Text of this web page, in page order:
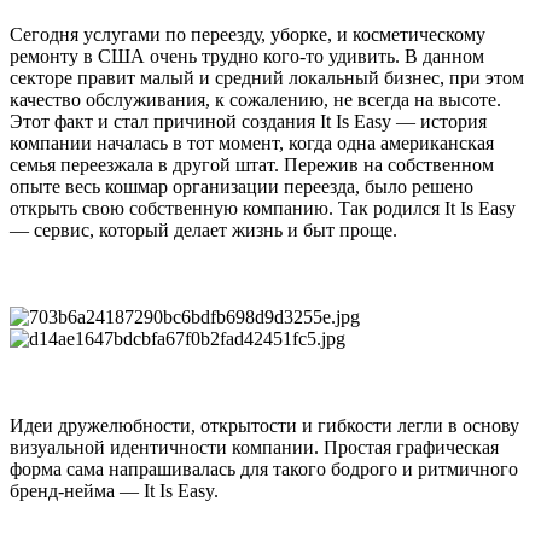
Сегодня услугами по переезду, уборке, и косметическому
ремонту в США очень трудно кого-то удивить. В данном
секторе правит малый и средний локальный бизнес, при этом
качество обслуживания, к сожалению, не всегда на высоте.
Этот факт и стал причиной создания It Is Easy — история
компании началась в тот момент, когда одна американская
семья переезжала в другой штат. Пережив на собственном
опыте весь кошмар организации переезда, было решено
открыть свою собственную компанию. Так родился It Is Easy
— сервис, который делает жизнь и быт проще.
Идеи дружелюбности, открытости и гибкости легли в основу
визуальной идентичности компании. Простая графическая
форма сама напрашивалась для такого бодрого и ритмичного
бренд-нейма ­— It Is Easy.